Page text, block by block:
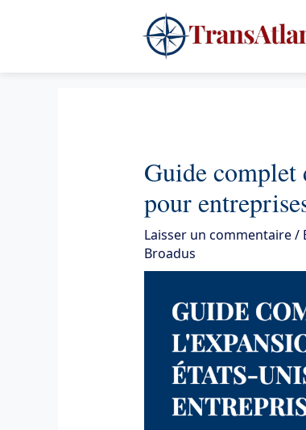
Guide complet
pour
Laisser un commentaire/
Broadus